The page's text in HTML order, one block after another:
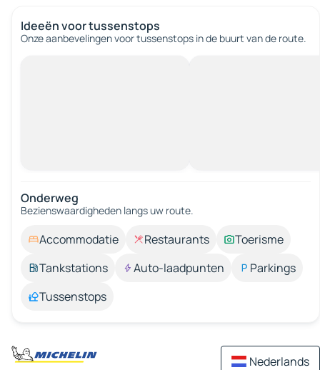
Ideeën voor tussenstops
Onze aanbevelingen voor tussenstops in de buurt van de route.
Onderweg
Bezienswaardigheden langs uw route.
Accommodatie Restaurants
Toerisme
Tankstations
Auto-laadpunten
Parkings
Tussenstops
Nederlands